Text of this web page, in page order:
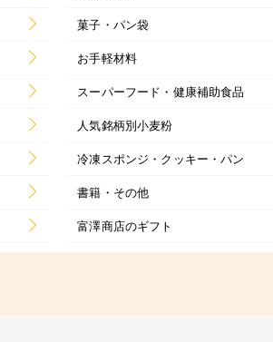
菓子・パン袋
お手軽材料
スーパーフード・健康補助食品
人気銘柄別小麦粉
冷凍スポンジ・クッキー・パン
書籍・その他
富澤商店のギフト